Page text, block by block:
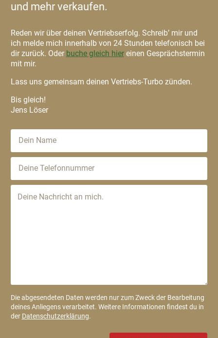
und mehr verkaufen.
Die abgesendeten Daten werden nur zum Zweck der Bearbeitung
deines Anliegens verarbeitet. Weitere Informationen findest du in
der Datenschutzerklärung.
Reden wir über deinen Vertriebserfolg. Schreib’ mir und
ich melde mich innerhalb von 24 Stunden telefonisch bei
dir zurück. Oder buche gleich hiereinen Gesprächstermin
mit mir.
Lass uns gemeinsam deinen Vertriebs-Turbo zünden.
Bis gleich!
Jens Löser